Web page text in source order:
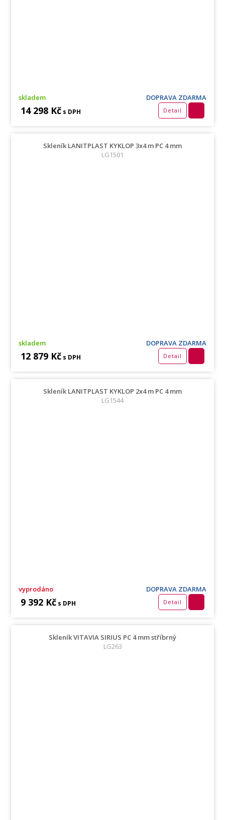
skladem DOPRAVA ZDARMA
14 298 Kč s DPH Detail
Skleník LANITPLAST KYKLOP 3x4 m PC 4 mm
LG1501
skladem DOPRAVA ZDARMA
12 879 Kč s DPH Detail
Skleník LANITPLAST KYKLOP 2x4 m PC 4 mm
LG1544
vyprodáno DOPRAVA ZDARMA
9 392 Kč s DPH Detail
Skleník VITAVIA SIRIUS PC 4 mm stříbrný
LG263